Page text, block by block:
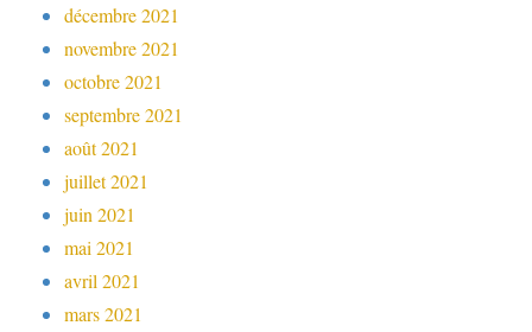
décembre 2021
novembre 2021
octobre 2021
septembre 2021
août 2021
juillet 2021
juin 2021
mai 2021
avril 2021
mars 2021